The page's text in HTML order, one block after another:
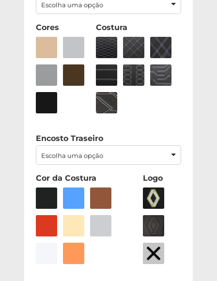
Escolha uma opção
Cores Costura
Encosto Traseiro
Escolha uma opção
Cor da Costura Logo